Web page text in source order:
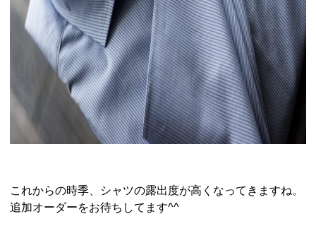
これからの時季、シャツの露出度が高くなってきますね。
追加オーダーをお待ちしてます^^